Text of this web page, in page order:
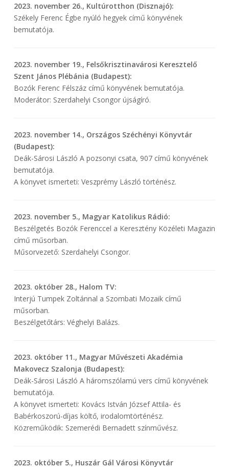
2023. november 26., Kultúrotthon (Disznajó):
Székely Ferenc Égbe nyúló hegyek című könyvének
bemutatója.
2023. november 19., Felsőkrisztinavárosi Keresztelő
Szent János Plébánia (Budapest):
Bozók Ferenc Félszáz című könyvének bemutatója.
Moderátor: Szerdahelyi Csongor újságíró.
2023. november 14., Országos Széchényi Könyvtár
(Budapest):
Deák-Sárosi László A pozsonyi csata, 907 című könyvének
bemutatója.
A könyvet ismerteti: Veszprémy László történész.
2023. november 5., Magyar Katolikus Rádió:
Beszélgetés Bozók Ferenccel a Keresztény Közéleti Magazin
című műsorban.
Műsorvezető: Szerdahelyi Csongor.
2023. október 28., Halom TV:
Interjú Tumpek Zoltánnal a Szombati Mozaik című
műsorban.
Beszélgetőtárs: Véghelyi Balázs.
2023. október 11., Magyar Művészeti Akadémia
Makovecz Szalonja (Budapest):
Deák-Sárosi László A háromszólamú vers című könyvének
bemutatója.
A könyvet ismerteti: Kovács István József Attila- és
Babérkoszorú-díjas költő, irodalomtörténész.
Közreműködik: Szemerédi Bernadett színművész.
2023. október 5., Huszár Gál Városi Könyvtár